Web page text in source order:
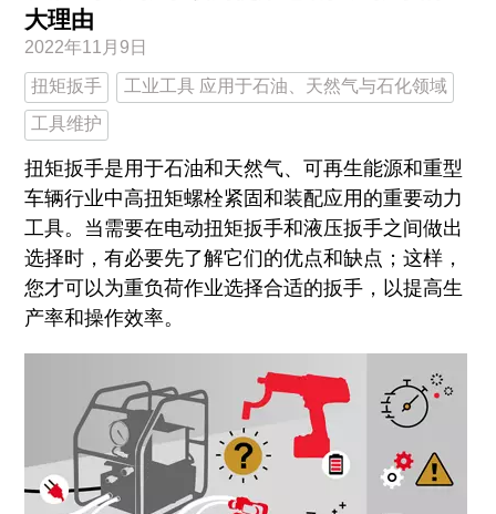
大理由
2022年11月9日
扭矩扳手
工业工具 应用于石油、天然气与石化领域
工具维护
扭矩扳手是用于石油和天然气、可再生能源和重型
车辆行业中高扭矩螺栓紧固和装配应用的重要动力
工具。当需要在电动扭矩扳手和液压扳手之间做出
选择时，有必要先了解它们的优点和缺点；这样，
您才可以为重负荷作业选择合适的扳手，以提高生
产率和操作效率。